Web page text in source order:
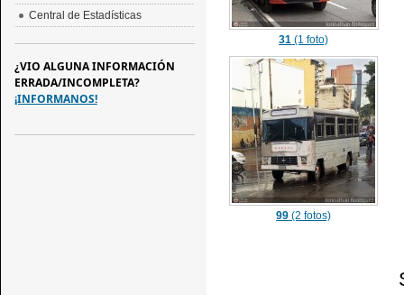
31 (1 foto)
99 (2 fotos)
Central de Estadísticas
¿VIO ALGUNA INFORMACIÓN
ERRADA/INCOMPLETA?
¡INFORMANOS!